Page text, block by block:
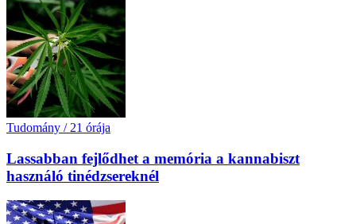
Tudomány / 21 órája
Lassabban fejlődhet a memória a kannabiszt
használó tinédzsereknél